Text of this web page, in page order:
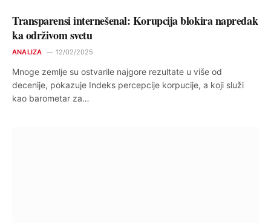
Transparensi internešenal: Korupcija blokira napredak
ka održivom svetu
ANALIZA 12/02/2025
Mnoge zemlje su ostvarile najgore rezultate u više od
decenije, pokazuje Indeks percepcije korpucije, a koji služi
kao barometar za…